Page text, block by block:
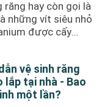
răng hay còn gọi là
những vít siêu nhỏ
được cấy
vệ sinh răng
lắp tại nhà - Bao
một lần?